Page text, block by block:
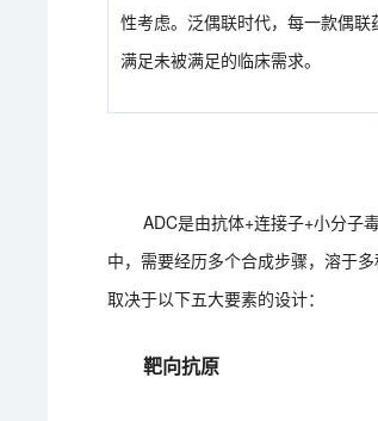
性考虑。泛偶联时代，每一款偶联
满足未被满足的临床需求。
ADC是由抗体+连接子+小分子
中，需要经历多个合成步骤，溶于
取决于以下五大要素的设计：
靶向抗原